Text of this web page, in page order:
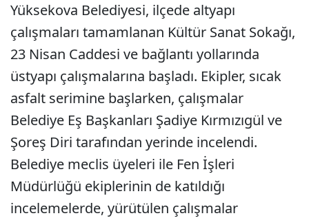
Yüksekova Belediyesi, ilçede altyapı
çalışmaları tamamlanan Kültür Sanat Sokağı,
23 Nisan Caddesi ve bağlantı yollarında
üstyapı çalışmalarına başladı. Ekipler, sıcak
asfalt serimine başlarken, çalışmalar
Belediye Eş Başkanları Şadiye Kırmızıgül ve
Şoreş Diri tarafından yerinde incelendi.
Belediye meclis üyeleri ile Fen İşleri
Müdürlüğü ekiplerinin de katıldığı
incelemelerde, yürütülen çalışmalar